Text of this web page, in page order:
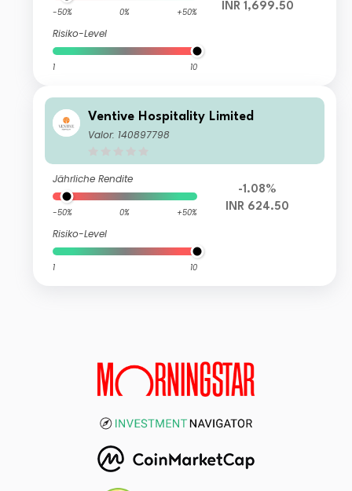
-50% 0% +50%
Risiko-Level
1 10
INR 1,699.50
Ventive Hospitality Limited
Valor: 140897798
Jährliche Rendite
-50% 0% +50%
Risiko-Level
1 10
-1.08%
INR 624.50